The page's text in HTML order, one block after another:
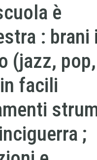
è
:
(jazz,
facili
;